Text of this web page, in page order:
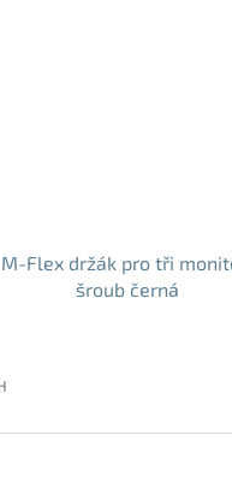
Flex držák pro tři
šroub černá